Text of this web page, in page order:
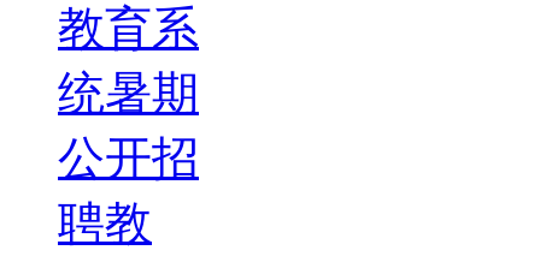
教育系
统暑期
公开招
聘教